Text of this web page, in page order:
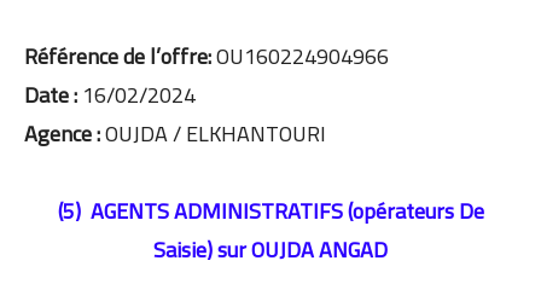
Référence de l’offre:OU160224904966
Date :16/02/2024
Agence :OUJDA / ELKHANTOURI
(5) AGENTS ADMINISTRATIFS (opérateurs De
Saisie)sur OUJDA ANGAD